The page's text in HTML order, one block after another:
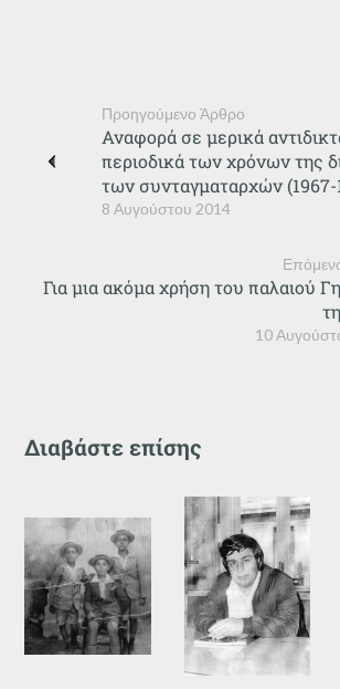
Προηγούμενο Άρθρο
8 Αυγούστου 2014
Αναφορά σε μερικά
περιοδικά των χρόνων της
των συνταγματαρχών (1967-
10
Για μια ακόμα χρήση του παλαιού
Διαβάστε επίσης